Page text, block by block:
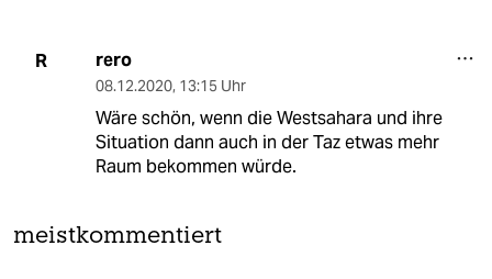
R rero
08.12.2020, 13:15 Uhr
Wäre schön, wenn die Westsahara und ihre
Situation dann auch in der Taz etwas mehr
Raum bekommen würde.
meistkommentiert